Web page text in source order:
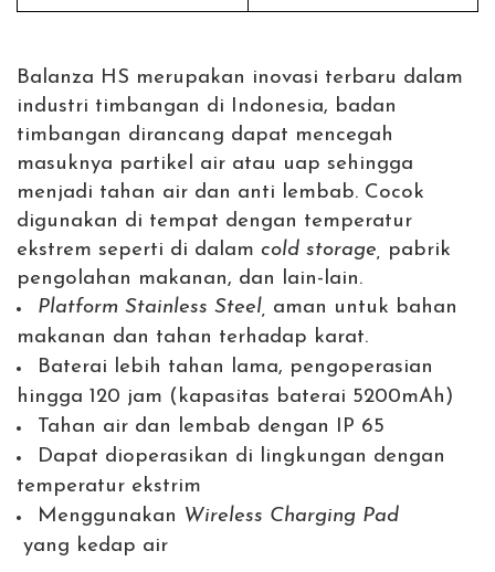
Balanza HS merupakan inovasi terbaru dalam
industri timbangan di Indonesia, badan
timbangan dirancang dapat mencegah
masuknya partikel air atau uap sehingga
menjadi tahan air dan anti lembab. Cocok
digunakan di tempat dengan temperatur
ekstrem seperti di dalam cold storage,
pabrik
pengolahan makanan, dan lain-lain.
Platform Stainless Steel, aman untuk bahan
makanan dan tahan terhadap karat.
Baterai lebih tahan lama, pengoperasian
hingga 120 jam (kapasitas baterai 5200mAh)
Tahan air dan lembab dengan IP 65
Dapat dioperasikan di lingkungan dengan
temperatur ekstrim
Menggunakan Wireless Charging Pad
yang kedap air